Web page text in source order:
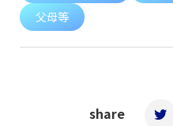
父母等
share